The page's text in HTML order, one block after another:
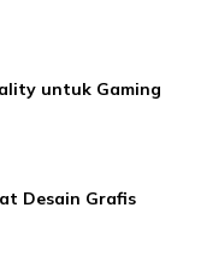
untuk Gaming
Desain Grafis